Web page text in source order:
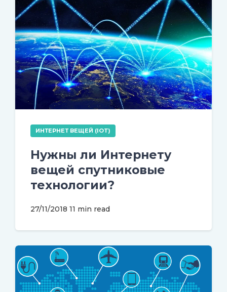
ИНТЕРНЕТ ВЕЩЕЙ (IOT)
Нужны ли Интернету
вещей спутниковые
технологии?
27/11/2018 11 min read